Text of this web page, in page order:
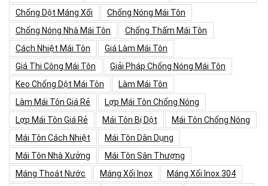
Chống Dột Máng Xối
Chống Nóng Mái Tôn
Chống Nóng Nhà Mái Tôn
Chống Thấm Mái Tôn
Cách Nhiệt Mái Tôn
Giá Làm Mái Tôn
Giá Thi Công Mái Tôn
Giải Pháp Chống Nóng Mái Tôn
Keo Chống Dột Mái Tôn
Làm Mái Tôn
Làm Mái Tôn Giá Rẻ
Lợp Mái Tôn Chống Nóng
Lợp Mái Tôn Giá Rẻ
Mái Tôn Bị Dột
Mái Tôn Chống Nóng
Mái Tôn Cách Nhiệt
Mái Tôn Dân Dụng
Mái Tôn Nhà Xưởng
Mái Tôn Sân Thượng
Máng Thoát Nước
Máng Xối Inox
Máng Xối Inox 304